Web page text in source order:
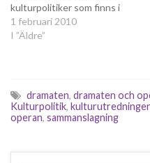
kulturpolitiker som finns i
Sverige idag. Hon har en klar
och tydlig vision för kultur-
att utveckla kulturpolitiken.
Hon är…
1 februari 2010
I ”Äldre”
dramaten, dramaten och
Kulturpolitik,
operan, sammanslagning